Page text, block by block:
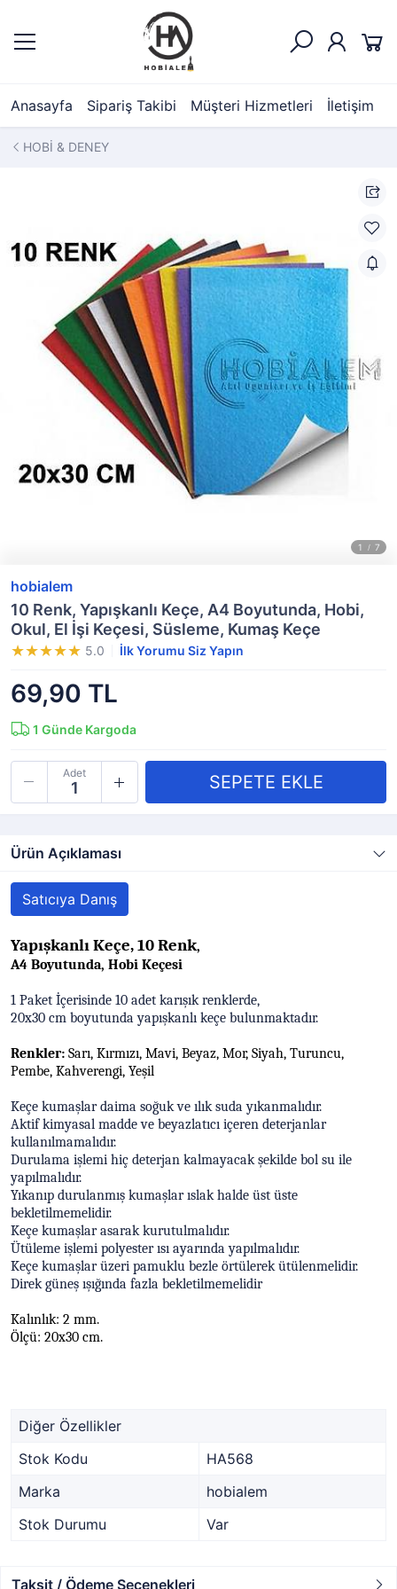
Anasayfa Sipariş Takibi Müşteri Hizmetleri İletişim
HOBİ & DENEY
hobialem
10 Renk, Yapışkanlı Keçe, A4 Boyutunda, Hobi,
Okul, El İşi Keçesi, Süsleme, Kumaş Keçe
5.0 İlk Yorumu Siz Yapın
69,90 TL
1 Günde Kargoda
Adet
Ürün Açıklaması
Satıcıya Danış
Yapışkanlı Keçe, 10 Renk,
A4 Boyutunda, Hobi Keçesi
1 Paket İçerisinde 10 adet karışık renklerde,
20x30 cm boyutunda yapışkanlı keçe bulunmaktadır.
Renkler: Sarı, Kırmızı, Mavi, Beyaz, Mor, Siyah, Turuncu,
Pembe, Kahverengi, Yeşil
Keçe kumaşlar daima soğuk ve ılık suda yıkanmalıdır.
Aktif kimyasal madde ve beyazlatıcı içeren deterjanlar
kullanılmamalıdır.
Durulama işlemi hiç deterjan kalmayacak şekilde bol su ile
yapılmalıdır.
Yıkanıp durulanmış kumaşlar ıslak halde üst üste
bekletilmemelidir.
Keçe kumaşlar asarak kurutulmalıdır.
Ütüleme işlemi polyester ısı ayarında yapılmalıdır.
Keçe kumaşlar üzeri pamuklu bezle örtülerek ütülenmelidir.
Direk güneş ışığında fazla bekletilmemelidir
Kalınlık: 2 mm.
Ölçü: 20x30 cm.
Diğer Özellikler
Stok Kodu
HA568
Marka
hobialem
Stok Durumu
Var
Taksit / Ödeme Seçenekleri